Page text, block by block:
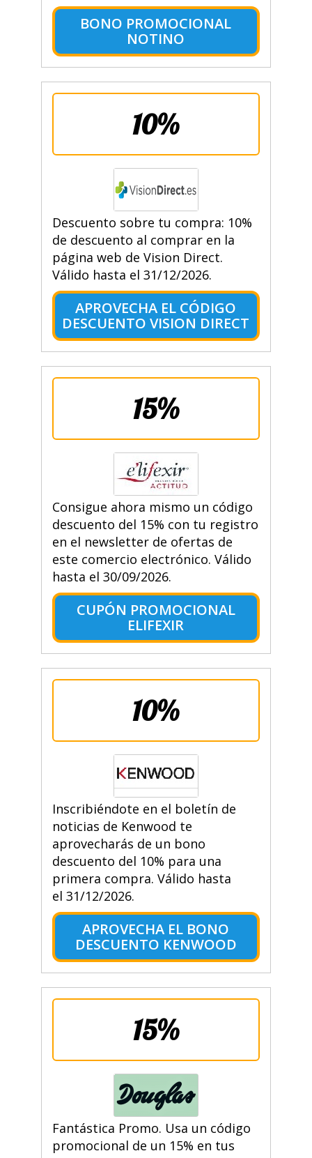
BONO PROMOCIONAL
NOTINO
10%
Descuento sobre tu compra: 10%
de descuento al comprar en la
página web de Vision Direct.
Válido hasta el 31/12/2026.
APROVECHA EL CÓDIGO
DESCUENTO VISION DIRECT
15%
Consigue ahora mismo un código
descuento del 15% con tu registro
en el newsletter de ofertas de
este comercio electrónico. Válido
hasta el 30/09/2026.
CUPÓN PROMOCIONAL
ELIFEXIR
10%
Inscribiéndote en el boletín de
noticias de Kenwood te
aprovecharás de un bono
descuento del 10% para una
primera compra. Válido hasta
el 31/12/2026.
APROVECHA EL BONO
DESCUENTO KENWOOD
15%
Fantástica Promo. Usa un código
promocional de un 15% en tus